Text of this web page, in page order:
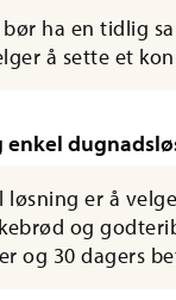
ha en tidlig
å sette et
enkel
løsning er å
og
og 30 dagers